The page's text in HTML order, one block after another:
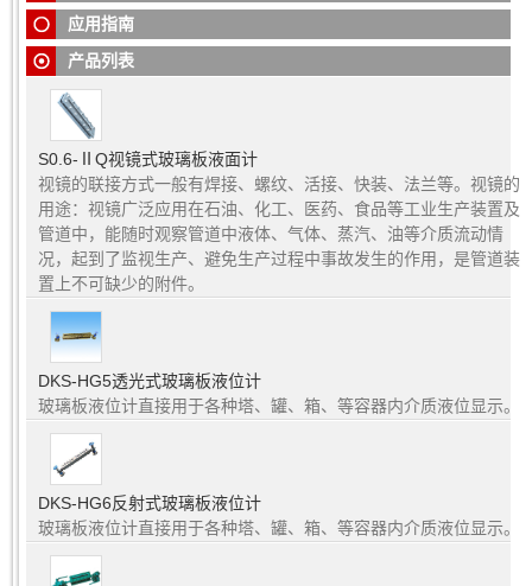
应用指南
用途：玻璃板液位计适用于化工、石油等工业设备容器上做液位显示。
产品列表
S0.6-ⅡQ视镜式玻璃板液面计
视镜的联接方式一般有焊接、螺纹、活接、快装、法兰等。视镜的
用途：视镜广泛应用在石油、化工、医药、食品等工业生产装置及
管道中，能随时观察管道中液体、气体、蒸汽、油等介质流动情
况，起到了监视生产、避免生产过程中事故发生的作用，是管道装
置上不可缺少的附件。
DKS-HG5透光式玻璃板液位计
玻璃板液位计直接用于各种塔、罐、箱、等容器内介质液位显示。
DKS-HG6反射式玻璃板液位计
玻璃板液位计直接用于各种塔、罐、箱、等容器内介质液位显示。